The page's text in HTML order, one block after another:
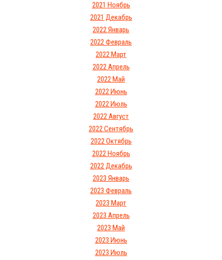
2021 Ноябрь
2021 Декабрь
2022 Январь
2022 Февраль
2022 Март
2022 Апрель
2022 Май
2022 Июнь
2022 Июль
2022 Август
2022 Сентябрь
2022 Октябрь
2022 Ноябрь
2022 Декабрь
2023 Январь
2023 Февраль
2023 Март
2023 Апрель
2023 Май
2023 Июнь
2023 Июль